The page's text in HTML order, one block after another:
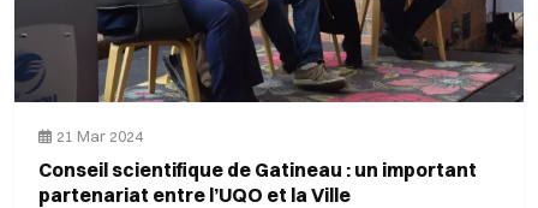
21 Mar 2024
Conseil scientifique de Gatineau : un important
partenariat entre l’UQO et la Ville